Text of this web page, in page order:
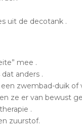
uit de decotank .
mee .
anders .
zwembad-duik of
ze er van bewust
.
zuurstof.